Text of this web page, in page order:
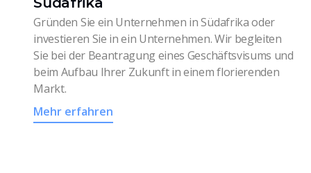
Gründen Sie ein Unternehmen in Südafrika oder
investieren Sie in ein Unternehmen. Wir begleiten
Sie bei der Beantragung eines Geschäftsvisums und
beim Aufbau Ihrer Zukunft in einem florierenden
Markt.
Mehr erfahren